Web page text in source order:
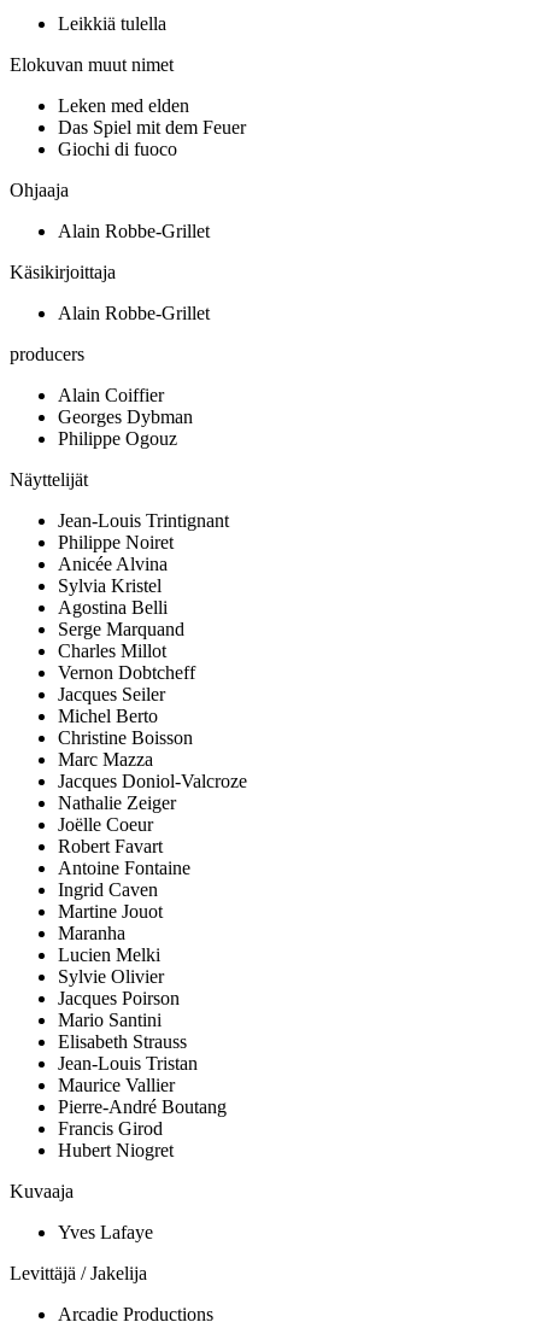
Leikkiä tulella
Elokuvan muut nimet
Leken med elden
Das Spiel mit dem Feuer
Giochi di fuoco
Ohjaaja
Alain Robbe-Grillet
Käsikirjoittaja
Alain Robbe-Grillet
producers
Alain Coiffier
Georges Dybman
Philippe Ogouz
Näyttelijät
Jean-Louis Trintignant
Philippe Noiret
Anicée Alvina
Sylvia Kristel
Agostina Belli
Serge Marquand
Charles Millot
Vernon Dobtcheff
Jacques Seiler
Michel Berto
Christine Boisson
Marc Mazza
Jacques Doniol-Valcroze
Nathalie Zeiger
Joëlle Coeur
Robert Favart
Antoine Fontaine
Ingrid Caven
Martine Jouot
Maranha
Lucien Melki
Sylvie Olivier
Jacques Poirson
Mario Santini
Elisabeth Strauss
Jean-Louis Tristan
Maurice Vallier
Pierre-André Boutang
Francis Girod
Hubert Niogret
Kuvaaja
Yves Lafaye
Levittäjä / Jakelija
Arcadie Productions